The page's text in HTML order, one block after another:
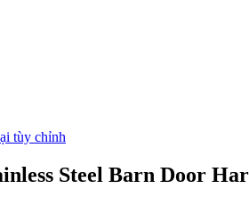
tùy chỉnh
Steel Barn Door